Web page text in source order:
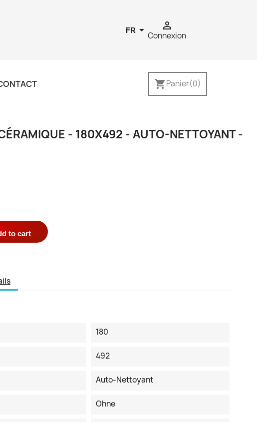
FR  
Connexion
shopping_cartPanier(0)
- 180X492 - AUTO-NETTOYANT -
to cart
180
492
Auto-Nettoyant
Ohne